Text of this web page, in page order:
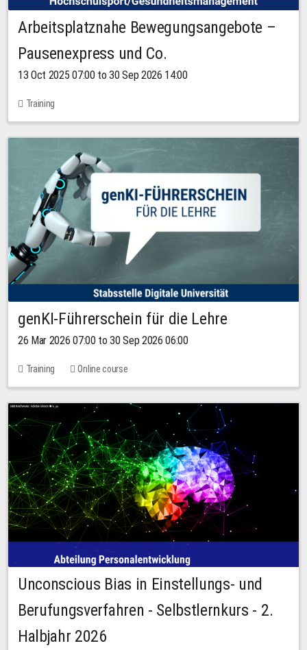
Arbeitsplatznahe Bewegungsangebote –
Pausenexpress und Co.
13 Oct 2025 07:00 to 30 Sep 2026 14:00
Training
genKI-Führerschein für die Lehre
26 Mar 2026 07:00 to 30 Sep 2026 06:00
Training Online course
Unconscious Bias in Einstellungs- und
Berufungsverfahren - Selbstlernkurs - 2.
Halbjahr 2026